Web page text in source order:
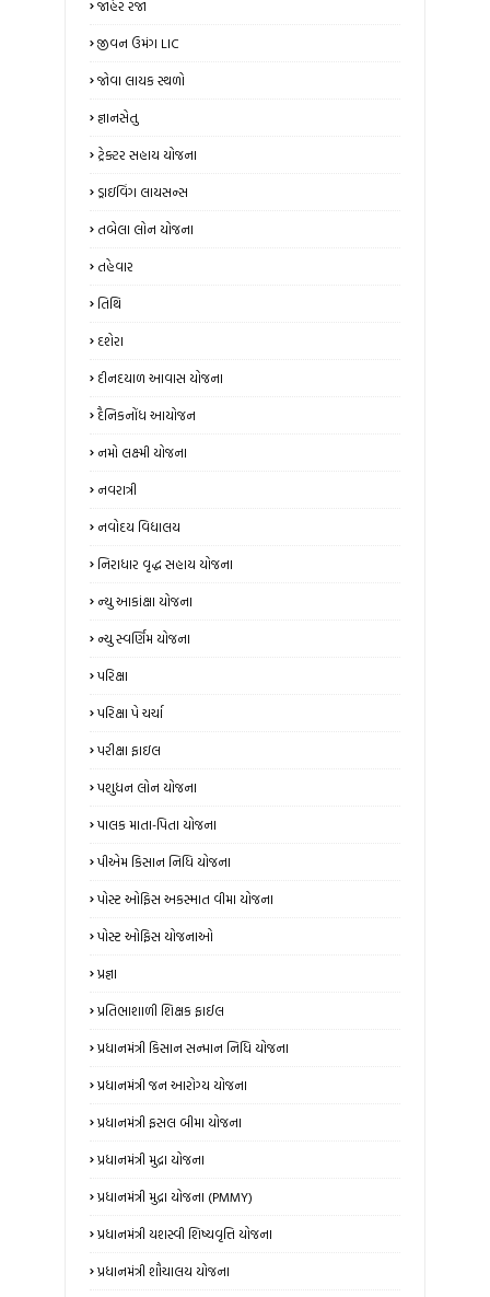
જાહેર રજા
જીવન ઉમંગ LIC
જોવા લાયક સ્થળો
જ્ઞાનસેતુ
ટ્રેક્ટર સહાય યોજના
ડ્રાઇવિંગ લાયસન્સ
તબેલા લોન યોજના
તહેવાર
તિથિ
દશેરા
દીનદયાળ આવાસ યોજના
દૈનિકનોંધ આયોજન
નમો લક્ષ્મી યોજના
નવરાત્રી
નવોદય વિદ્યાલય
નિરાધાર વૃદ્ધ સહાય યોજના
ન્‍યુ આકાંક્ષા યોજના
ન્યુ સ્‍વર્ણિમ યોજના
પરિક્ષા
પરિક્ષા પે ચર્ચા
પરીક્ષા ફાઇલ
પશુધન લોન યોજના
પાલક માતા-પિતા યોજના
પીએમ કિસાન નિધિ યોજના
પોસ્ટ ઓફિસ અકસ્માત વીમા યોજના
પોસ્ટ ઓફિસ યોજનાઓ
પ્રજ્ઞા
પ્રતિભાશાળી શિક્ષક ફાઈલ
પ્રધાનમંત્રી કિસાન સન્માન નિધિ યોજના
પ્રધાનમંત્રી જન આરોગ્ય યોજના
પ્રધાનમંત્રી ફસલ બીમા યોજના
પ્રધાનમંત્રી મુદ્રા યોજના
પ્રધાનમંત્રી મુદ્રા યોજના (PMMY)
પ્રધાનમંત્રી યશસ્વી શિષ્યવૃત્તિ યોજના
પ્રધાનમંત્રી શૌચાલય યોજના